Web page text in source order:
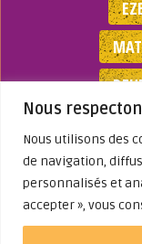
Nous
Nous utilisons des
de navigation,
personnalisés et
accepter », vous